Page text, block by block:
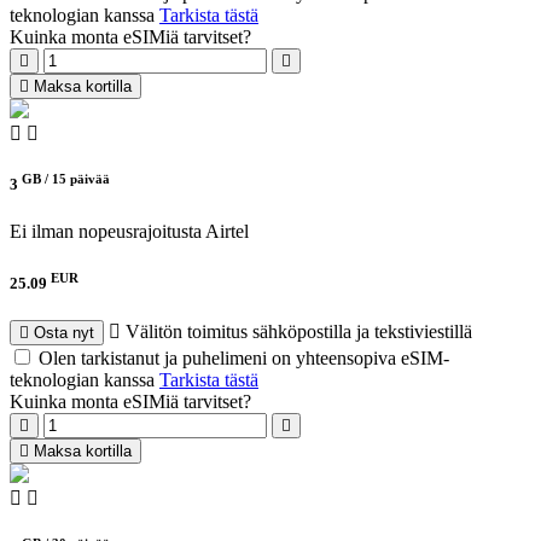
teknologian kanssa Tarkista tästä
Kuinka monta eSIMiä tarvitset?
Maksa kortilla
3 GB / 15 päivää
Ei ilman nopeusrajoitusta Airtel
25.09 EUR
Osta nyt
Välitön toimitus sähköpostilla ja tekstiviestillä
Olen tarkistanut ja puhelimeni on yhteensopiva eSIM-
teknologian kanssa Tarkista tästä
Kuinka monta eSIMiä tarvitset?
Maksa kortilla